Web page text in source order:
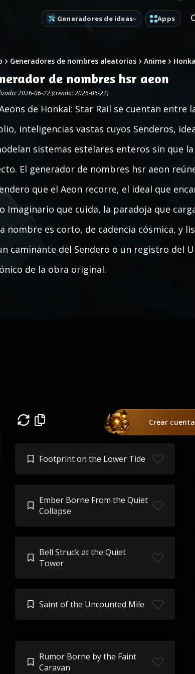
Generadores de ideas Apps
Generadores de nombres aleatorios Anime
de nombres hsr aeon
2026-06-22 (creado: 2026-06-22)
de Honkai: Star Rail se cuentan entre
inteligencias vastas cuyos Senderos,
sistemas estelares enteros sin que
El generador de nombres hsr aeon
que el Aeon recorre, el ideal que
Imaginario que cuida, la paradoja que
nombre es corto, de cadencia cósmica, y
caminante del Sendero o un registro del
de la obra original.
Crear
Footprint on the Lower Tide
Ember Borne From the Quiet
Collapse
Bell Struck at the Quiet
Tower
Saint of the Uncounted Mile
Rumor Borne by the Faint
Caravan